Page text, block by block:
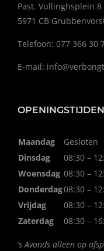
Past. Vullinghsplein 8
5971 CB
Telefoon: 077 366 30
E-mail:
OPENINGSTIJDEN
Maandag
Gesloten
Dinsdag
08:30 –
Woensdag 08:30 –
Donderdag08:30 –
Vrijdag
08:30 –
Zaterdag
08:30 –
’s Avonds alleen op